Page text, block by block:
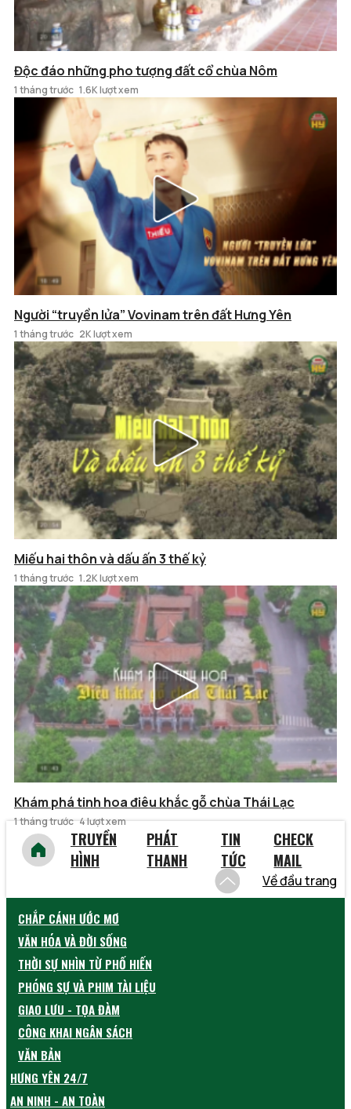
Độc đáo những pho tượng đất cổ chùa Nôm
1 tháng trước 1.6K lượt xem
Người “truyền lửa” Vovinam trên đất Hưng Yên
1 tháng trước 2K lượt xem
Miếu hai thôn và dấu ấn 3 thế kỷ
1 tháng trước 1.2K lượt xem
Khám phá tinh hoa điêu khắc gỗ chùa Thái Lạc
1 tháng trước 4 lượt xem
TRUYỀN
HÌNH
PHÁT
THANH
TIN
TỨC
CHECK
MAIL
Về đầu trang
CHẮP CÁNH ƯỚC MƠ
VĂN HÓA VÀ ĐỜI SỐNG
THỜI SỰ NHÌN TỪ PHỐ HIẾN
PHÓNG SỰ VÀ PHIM TÀI LIỆU
GIAO LƯU - TỌA ĐÀM
CÔNG KHAI NGÂN SÁCH
VĂN BẢN
HƯNG YÊN 24/7
AN NINH - AN TOÀN